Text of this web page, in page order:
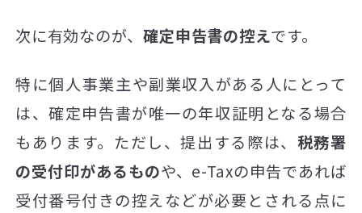
次に有効なのが、確定申告書の控えです。
特に個人事業主や副業収入がある人にとって
は、確定申告書が唯一の年収証明となる場合
もあります。ただし、提出する際は、 税務署
の受付印があるものや、e-Taxの申告であれば
受付番号付きの控えなどが必要とされる点に